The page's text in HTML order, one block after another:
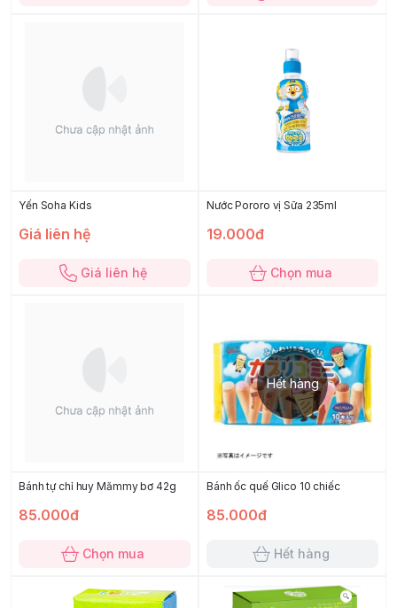
Yến Soha Kids
Giá liên hệ
Giá liên hệ
Nước Pororo vị Sữa 235ml
19.000đ
Chọn mua
Bánh tự chỉ huy Mămmy bơ 42g
85.000đ
Chọn mua
Hết hàng
Bánh ốc quế Glico 10 chiếc
85.000đ
Hết hàng